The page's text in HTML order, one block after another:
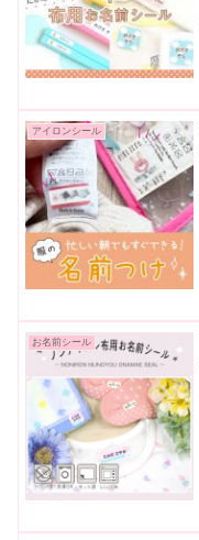
アイロンシール
お名前シール